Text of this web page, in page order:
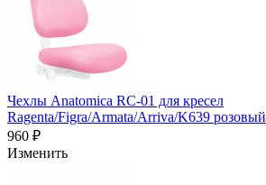
Чехлы Anatomica RC-01 для кресел
Ragenta/Figra/Armata/Arriva/K639 розовый
960 ₽
Изменить